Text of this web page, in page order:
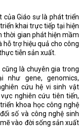
Giáo sư là phát triển
khai trực tiếp tại hiện
thời gian phát hiện mầm
hỗ trợ hiệu quả cho công
tiễn sản xuất.
cũng là chuyên gia trong
như gene, genomics,
cứu hệ vi sinh vật
nghiên cứu tiên tiến,
khoa học công nghệ
số và công nghệ sinh
vào đời sống sản xuất